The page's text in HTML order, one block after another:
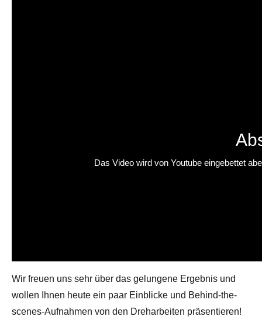
Das Video wird von Youtube eingebettet
Wir freuen uns sehr über das gelungene Ergebnis und
wollen Ihnen heute ein paar Einblicke und Behind-the-
scenes-Aufnahmen von den Dreharbeiten präsentieren!